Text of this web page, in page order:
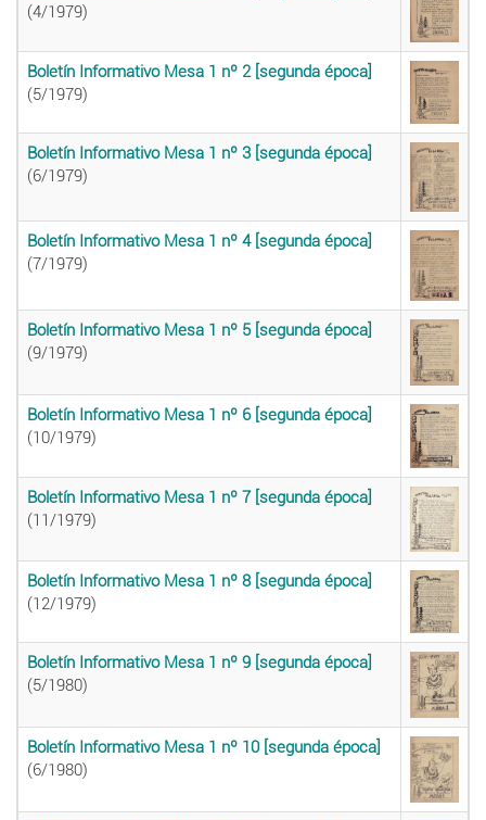
(4/1979)
Boletín Informativo Mesa 1 nº 2 [segunda época]
(5/1979)
Boletín Informativo Mesa 1 nº 3 [segunda época]
(6/1979)
Boletín Informativo Mesa 1 nº 4 [segunda época]
(7/1979)
Boletín Informativo Mesa 1 nº 5 [segunda época]
(9/1979)
Boletín Informativo Mesa 1 nº 6 [segunda época]
(10/1979)
Boletín Informativo Mesa 1 nº 7 [segunda época]
(11/1979)
Boletín Informativo Mesa 1 nº 8 [segunda época]
(12/1979)
Boletín Informativo Mesa 1 nº 9 [segunda época]
(5/1980)
Boletín Informativo Mesa 1 nº 10 [segunda época]
(6/1980)